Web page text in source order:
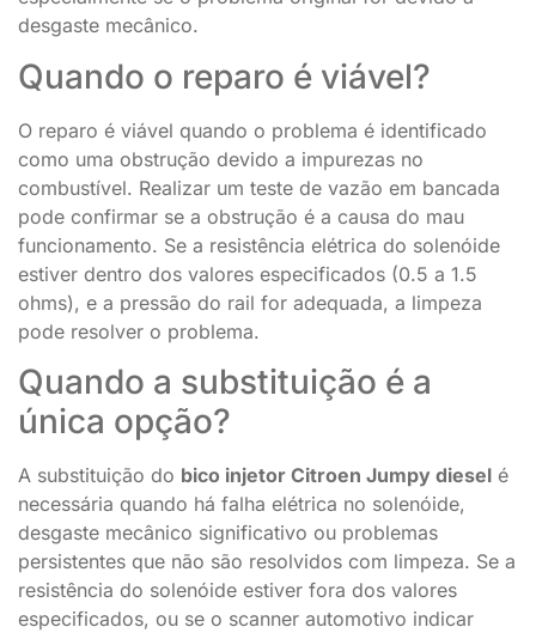
desgaste mecânico.
Quando o reparo é viável?
O reparo é viável quando o problema é identificado
como uma obstrução devido a impurezas no
combustível. Realizar um teste de vazão em bancada
pode confirmar se a obstrução é a causa do mau
funcionamento. Se a resistência elétrica do solenóide
estiver dentro dos valores especificados (0.5 a 1.5
ohms), e a pressão do rail for adequada, a limpeza
pode resolver o problema.
Quando a substituição é a
única opção?
A substituição do bico injetor Citroen Jumpy diesel é
necessária quando há falha elétrica no solenóide,
desgaste mecânico significativo ou problemas
persistentes que não são resolvidos com limpeza. Se a
resistência do solenóide estiver fora dos valores
especificados, ou se o scanner automotivo indicar